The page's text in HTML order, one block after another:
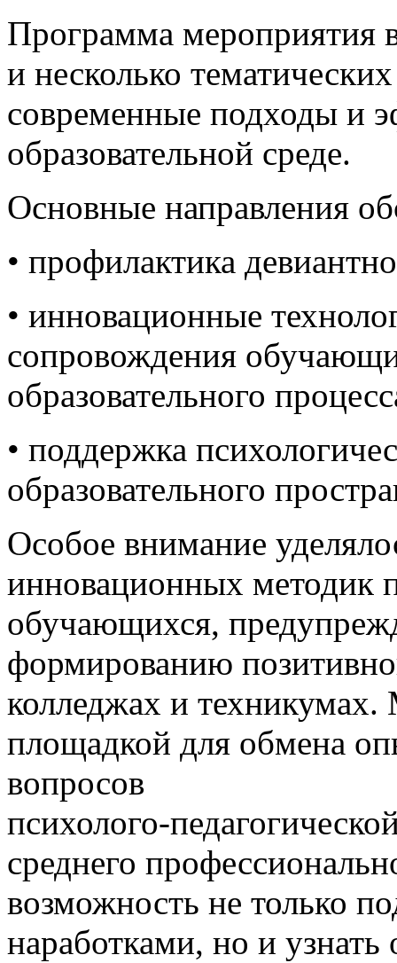
Программа мероприятия
и несколько
современные подходы и
образовательной среде.
Основные направления
• профилактика
• инновационные
сопровождения
образовательного
• поддержка
образовательного
Особое внимание
инновационных методик
обучающихся,
формированию
колледжах и
площадкой для обмена
вопросов
психолого-
среднего
возможность не только
наработками, но и узнать